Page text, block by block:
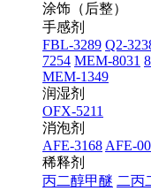
涂饰（后整）
手感剂
FBL-3289 Q2-
7254 MEM-8031
MEM-1349
润湿剂
OFX-5211
消泡剂
AFE-3168 AFE-
稀释剂
丙二醇甲醚 二丙